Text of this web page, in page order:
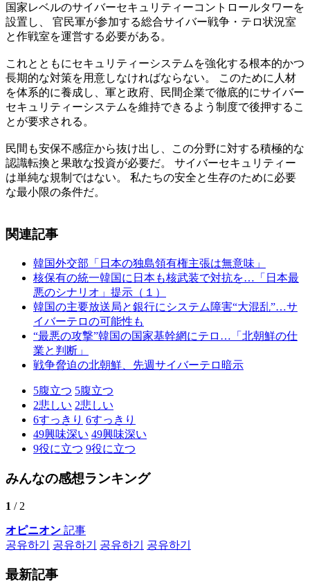
国家レベルのサイバーセキュリティーコントロールタワーを
設置し、 官民軍が参加する総合サイバー戦争・テロ状況室
と作戦室を運営する必要がある。
これとともにセキュリティーシステムを強化する根本的かつ
長期的な対策を用意しなければならない。 このために人材
を体系的に養成し、軍と政府、民間企業で徹底的にサイバー
セキュリティーシステムを維持できるよう制度で後押するこ
とが要求される。
民間も安保不感症から抜け出し、この分野に対する積極的な
認識転換と果敢な投資が必要だ。 サイバーセキュリティー
は単純な規制ではない。 私たちの安全と生存のために必要
な最小限の条件だ。
関連記事
韓国外交部「日本の独島領有権主張は無意味」
核保有の統一韓国に日本も核武装で対抗を…「日本最
悪のシナリオ」提示（１）
韓国の主要放送局と銀行にシステム障害“大混乱”…サ
イバーテロの可能性も
“最悪の攻撃”韓国の国家基幹網にテロ…「北朝鮮の仕
業と判断」
戦争脅迫の北朝鮮、先週サイバーテロ暗示
5腹立つ 5腹立つ
2悲しい 2悲しい
6すっきり 6すっきり
49興味深い 49興味深い
9役に立つ 9役に立つ
みんなの感想ランキング
1 / 2
オピニオン 記事
공유하기
공유하기 공유하기 공유하기
最新記事